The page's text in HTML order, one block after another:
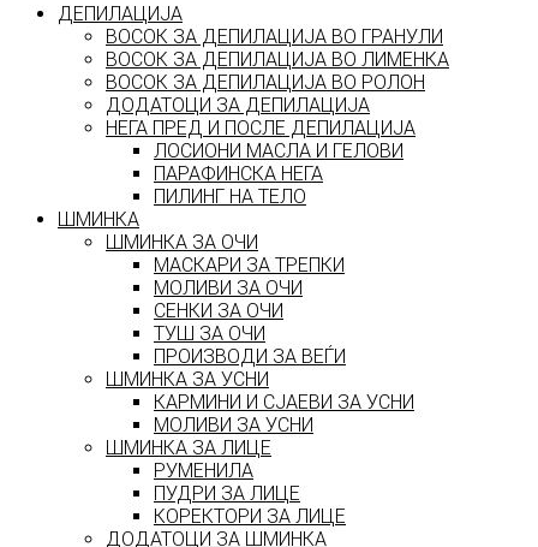
ДЕПИЛАЦИЈА
ВОСОК ЗА ДЕПИЛАЦИЈА ВО ГРАНУЛИ
ВОСОК ЗА ДЕПИЛАЦИЈА ВО ЛИМЕНКА
ВОСОК ЗА ДЕПИЛАЦИЈА ВО РОЛОН
ДОДАТОЦИ ЗА ДЕПИЛАЦИЈА
НЕГА ПРЕД И ПОСЛЕ ДЕПИЛАЦИЈА
ЛОСИОНИ МАСЛА И ГЕЛОВИ
ПАРАФИНСКА НЕГА
ПИЛИНГ НА ТЕЛО
ШМИНКА
ШМИНКА ЗА ОЧИ
МАСКАРИ ЗА ТРЕПКИ
МОЛИВИ ЗА ОЧИ
СЕНКИ ЗА ОЧИ
ТУШ ЗА ОЧИ
ПРОИЗВОДИ ЗА ВЕЃИ
ШМИНКА ЗА УСНИ
КАРМИНИ И СЈАЕВИ ЗА УСНИ
МОЛИВИ ЗА УСНИ
ШМИНКА ЗА ЛИЦЕ
РУМЕНИЛА
ПУДРИ ЗА ЛИЦЕ
КОРЕКТОРИ ЗА ЛИЦЕ
ДОДАТОЦИ ЗА ШМИНКА